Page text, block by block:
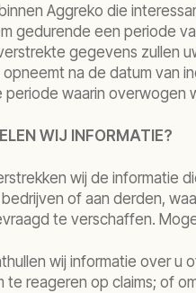
Aggreko die
gedurende een periode
gegevens zullen
na de datum van
waarin overwogen
WIJ INFORMATIE?
wij de informatie
of aan derden,
te verschaffen.
wij informatie over u
te reageren op claims; of